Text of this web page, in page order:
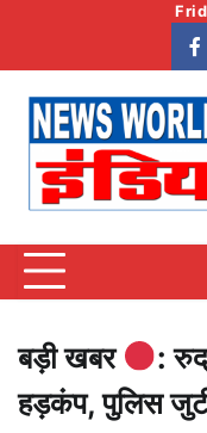
content
बड़ी खबर
:
हड़कंप, पुलिस